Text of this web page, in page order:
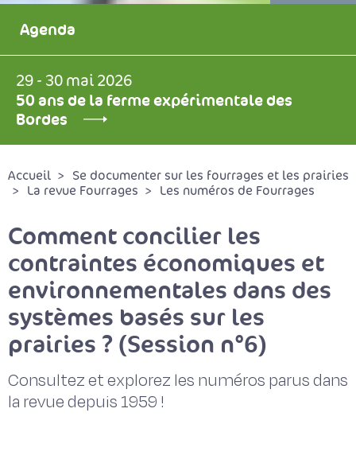
Agenda
29 - 30 mai 2026
50 ans de la ferme expérimentale des
Bordes
Accueil
Se documenter sur les fourrages et les prairies
La revue Fourrages
Les numéros de Fourrages
Comment concilier les
contraintes économiques et
environnementales dans des
systèmes basés sur les
prairies ? (Session n°6)
Consultez et explorez les numéros parus dans
la revue depuis 1959 !